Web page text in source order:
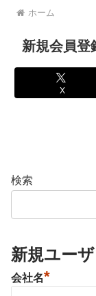
ホーム
新規会員登
X
検索
新規ユー
会社名*